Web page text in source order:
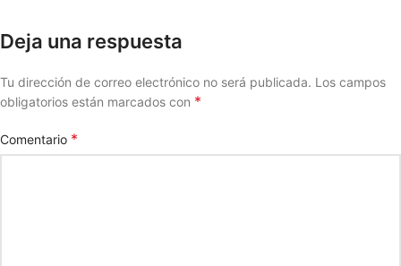
Deja una respuesta
Tu dirección de correo electrónico no será publicada. Los campos
obligatorios están marcados con *
Comentario *